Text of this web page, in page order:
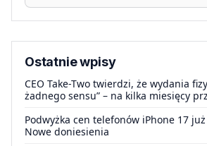
Ostatnie wpisy
CEO Take-Two twierdzi, że wydania
żadnego sensu” – na kilka miesięcy
Podwyżka cen telefonów iPhone 17
Nowe doniesienia